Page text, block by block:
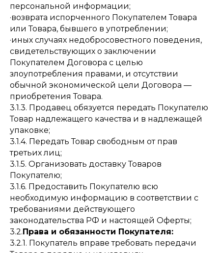
персональной информации;
·возврата испорченного Покупателем Товара
или Товара, бывшего в употреблении;
·иных случаях недобросовестного поведения,
свидетельствующих о заключении
Покупателем Договора с целью
злоупотребления правами, и отсутствии
обычной экономической цели Договора —
приобретения Товара.
3.1.3. Продавец обязуется передать Покупателю
Товар надлежащего качества и в надлежащей
упаковке;
3.1.4. Передать Товар свободным от прав
третьих лиц;
3.1.5. Организовать доставку Товаров
Покупателю;
3.1.6. Предоставить Покупателю всю
необходимую информацию в соответствии с
требованиями действующего
законодательства РФ и настоящей Оферты;
3.2.Права и обязанности Покупателя:
3.2.1. Покупатель вправе требовать передачи